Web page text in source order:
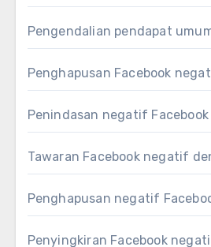
Pengendalian pendapat
Penghapusan Facebook
Penindasan negatif Facebook
Tawaran Facebook negatif
Penghapusan negatif
Penyingkiran Facebook